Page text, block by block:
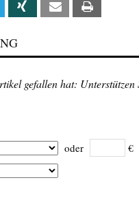
Linkedin Xing Email
gefallen hat: Unterstützen
oder €